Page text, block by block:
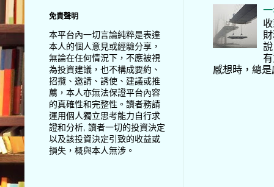
感想時，總
免責聲明
本平台內一切言論純粹是表達
本人的個人意見或經驗分享，
無論在任何情況下，不應被視
為投資建議，也不構成要約、
招攬、邀請、誘使、建議或推
薦，本人亦無法保證平台內容
的真確性和完整性。讀者務請
運用個人獨立思考能力自行求
證和分析, 讀者一切的投資決定
以及該投資決定引致的收益或
損失，概與本人無涉。